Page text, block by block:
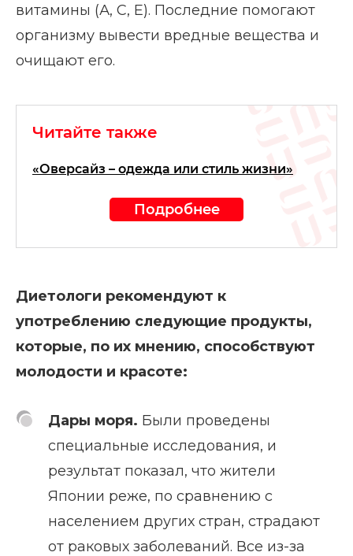
витамины (А, С, Е). Последние помогают
организму вывести вредные вещества и
очищают его.
Читайте также
«Оверсайз – одежда или стиль жизни»
Подробнее
Диетологи рекомендуют к
употреблению следующие продукты,
которые, по их мнению, способствуют
молодости и красоте:
Дары моря. Были проведены
специальные исследования, и
результат показал, что жители
Японии реже, по сравнению с
населением других стран, страдают
от раковых заболеваний. Все из-за